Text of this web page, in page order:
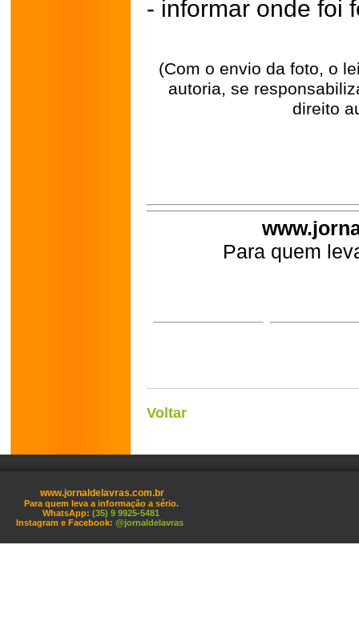
- informar onde foi
(Com o envio da foto, o
autoria, se
direito
Para quem
Voltar
www.jornaldelavras.com.br
Para quem leva a informação a sério.
WhatsApp: (35) 9 9925-5481
Instagram e Facebook: @jornaldelavras